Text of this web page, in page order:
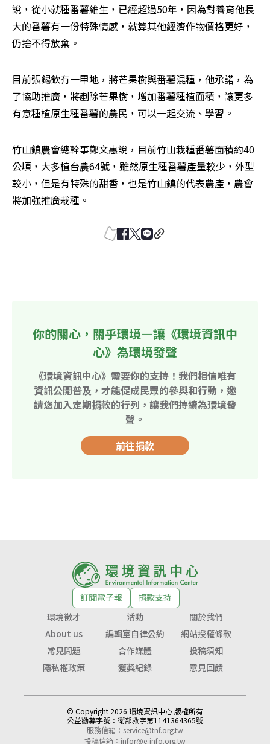
說，從小就種番薯維生，已經超過50年，因為對養育他長
大的番薯有一份特殊情感，就算其他經濟作物價格更好，
仍捨不得放棄。
目前張錫欽有一甲地，將芒果樹與番薯混種，他承諾，為
了協助推廣，將剷除芒果樹，增加番薯種植面積，讓更多
有意種植原生種番薯的農民，可以一起交流、學習。
竹山鎮農會總幹事鄭文惠說，目前竹山栽種番薯面積約40
公頃，大多植台農64號，雖然原生種番薯產量較少，外型
較小，但是有特殊的甜香，也是竹山鎮的代表農產，農會
將加強推廣栽種。
你的關心，關乎環境—讓《環境資訊中
心》為環境發聲
《環境資訊中心》需要你的支持！我們相信唯有
資訊公開普及，才能促成民眾的參與和行動，邀
請您加入定期捐款的行列，讓我們持續為環境發
聲。
前往捐款
訂閱電子報
捐款支持
環境徵才
活動
關於我們
About us
編輯室自律公約
網站授權條款
常見問題
合作媒體
投稿須知
隱私權政策
獲獎紀錄 意見回饋
© Copyright 2026 環境資訊中心 版權所有
公益勸募字號： 衛部救字第1141364365號
服務信箱： service@tnf.org.tw
投稿信箱： infor@e-info.org.tw